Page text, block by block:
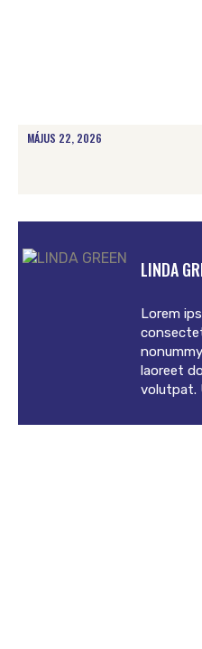
MÁJUS 22, 2026
LINDA
Lorem
laoreet
volutpat.